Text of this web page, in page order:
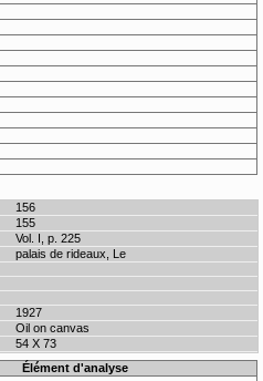
156
155
Vol. I, p. 225
palais de rideaux, Le
1927
Oil on canvas
54 X 73
Élément d'analyse